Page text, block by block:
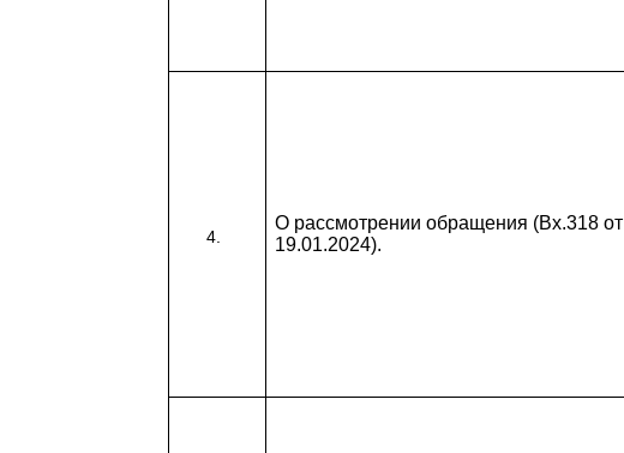
О рассмотрении обращения (Вх.318 от
19.01.2024).